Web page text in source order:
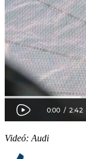
Videó: Audi